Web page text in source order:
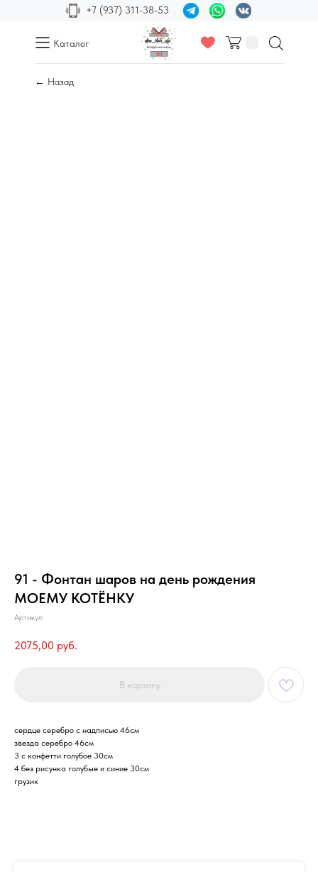
+7 (937) 311-38-53
Каталог
← Назад
91 - Фонтан шаров на день рождения
МОЕМУ КОТЁНКУ
Артикул:
2075,00 руб.
В корзину
сердце серебро с надписью 46см
звезда серебро 46см
3 с конфетти голубое 30см
4 без рисунка голубые и синие 30см
грузик